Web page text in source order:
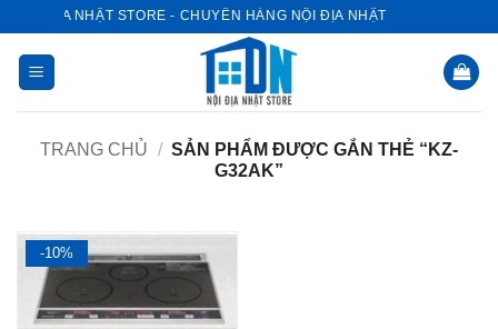
dung
NỘI ĐỊA NHẬT STORE - CHUYÊN HÀNG NỘI ĐỊA NHẬT
TRANG CHỦ / SẢN PHẨM ĐƯỢC GẮN THẺ “KZ-
G32AK”
-10%